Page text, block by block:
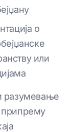
о
или
разумевање
припрему